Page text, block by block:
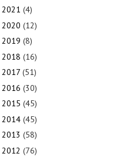
2021 (4)
2020 (12)
2019 (8)
2018 (16)
2017 (51)
2016 (30)
2015 (45)
2014 (45)
2013 (58)
2012 (76)